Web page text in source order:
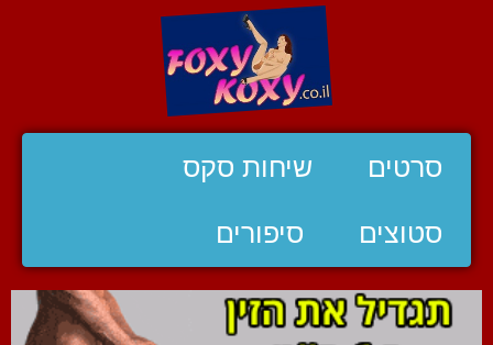
סרטים שיחות סקס
סטוצים סיפורים